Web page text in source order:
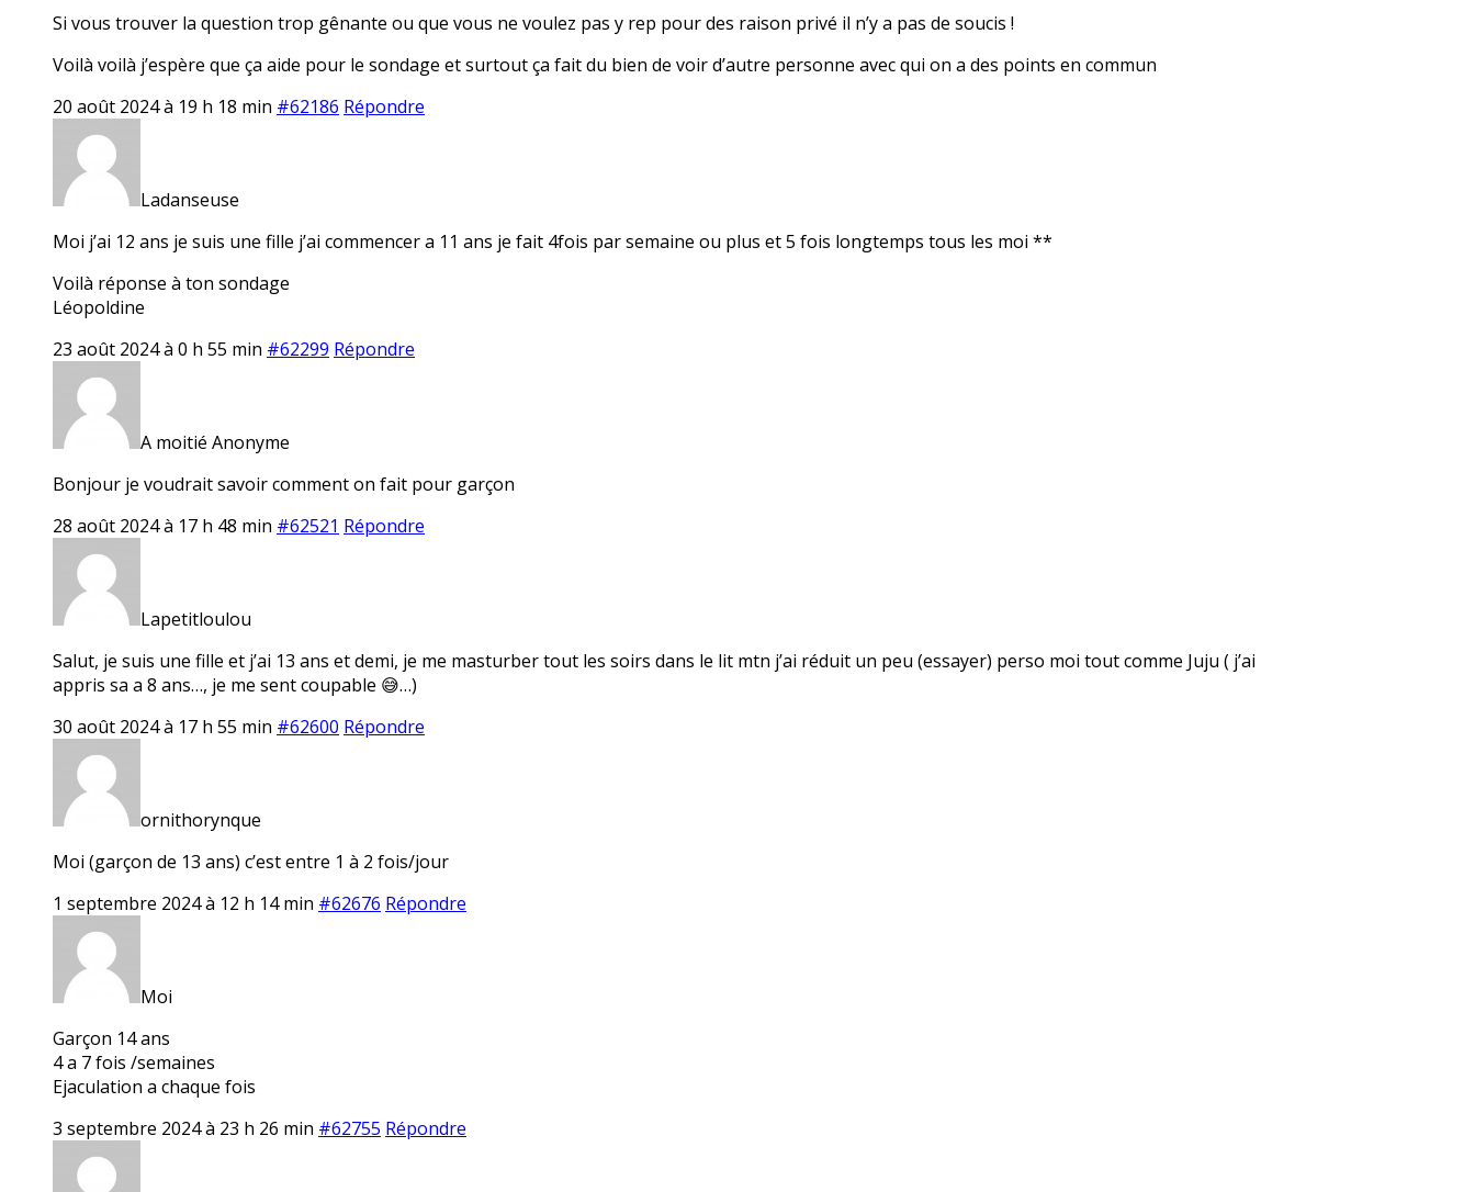
Si vous trouver la question trop gênante ou que vous ne voulez pas y rep pour des raison privé il n’y a pas de soucis !
Voilà voilà j’espère que ça aide pour le sondage et surtout ça fait du bien de voir d’autre personne avec qui on a des points en commun
20 août 2024 à 19 h 18 min #62186 Répondre
Ladanseuse
Moi j’ai 12 ans je suis une fille j’ai commencer a 11 ans je fait 4fois par semaine ou plus et 5 fois longtemps tous les moi **
Voilà réponse à ton sondage
Léopoldine
23 août 2024 à 0 h 55 min #62299 Répondre
A moitié Anonyme
Bonjour je voudrait savoir comment on fait pour garçon
28 août 2024 à 17 h 48 min #62521 Répondre
Lapetitloulou
Salut, je suis une fille et j’ai 13 ans et demi, je me masturber tout les soirs dans le lit mtn j’ai réduit un peu (essayer) perso moi tout comme Juju ( j’ai
appris sa a 8 ans…, je me sent coupable 😅…)
30 août 2024 à 17 h 55 min #62600 Répondre
ornithorynque
Moi (garçon de 13 ans) c’est entre 1 à 2 fois/jour
1 septembre 2024 à 12 h 14 min #62676 Répondre
Moi
Garçon 14 ans
4 a 7 fois /semaines
Ejaculation a chaque fois
3 septembre 2024 à 23 h 26 min #62755 Répondre